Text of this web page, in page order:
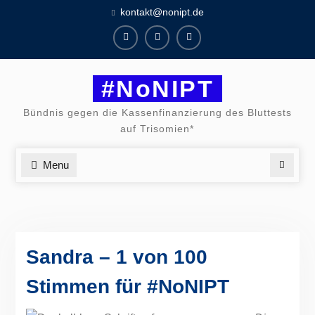
kontakt@nonipt.de
FacebookInstagram
Twitter
#NoNIPT
Bündnis gegen die Kassenfinanzierung des Bluttests
auf Trisomien*
Menu
Sandra – 1 von 100
Stimmen für #NoNIPT